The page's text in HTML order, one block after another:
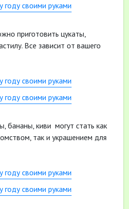
приготовить цукаты,
Все зависит от вашего
бананы, киви могут стать как
так и украшением для